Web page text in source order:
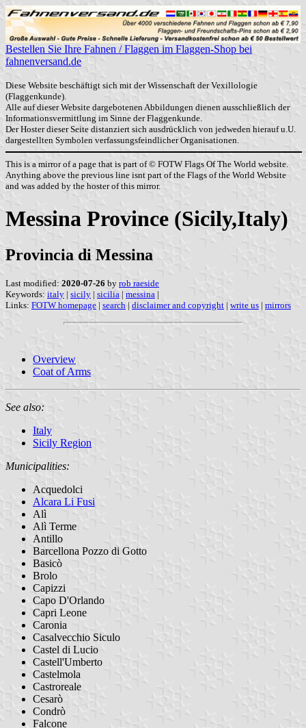
Bestellen Sie Ihre Fahnen / Flaggen im Flaggen-Shop bei
fahnenversand.de
Diese Website beschäftigt sich mit der Wissenschaft der Vexillologie
(Flaggenkunde).
Alle auf dieser Website dargebotenen Abbildungen dienen ausschließlich der
Informationsvermittlung im Sinne der Flaggenkunde.
Der Hoster dieser Seite distanziert sich ausdrücklich von jedweden hierauf u.U.
dargestellten Symbolen verfassungsfeindlicher Organisationen.
This is a mirror of a page that is part of © FOTW Flags Of The World website.
Anything above the previous line isnt part of the Flags of the World Website
and was added by the hoster of this mirror.
Messina Province (Sicily,Italy)
Provincia di Messina
Last modified: 2020-07-26 by rob raeside
Keywords: italy | sicily | sicilia | messina |
Links: FOTW homepage | search | disclaimer and copyright | write us | mirrors
Overview
Coat of Arms
See also:
Italy
Sicily Region
Municipalities:
Acquedolci
Alcara Li Fusi
Alì
Alì Terme
Antillo
Barcellona Pozzo di Gotto
Basicò
Brolo
Capizzi
Capo D'Orlando
Capri Leone
Caronia
Casalvecchio Siculo
Castel di Lucio
Castell'Umberto
Castelmola
Castroreale
Cesarò
Condrò
Falcone